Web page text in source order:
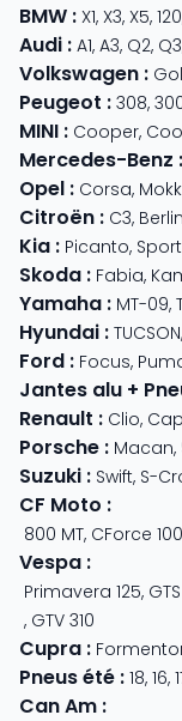
BMW : X1, X3, X5, 120
Audi : A1, A3, Q2, Q3
Volkswagen :
Peugeot : 308,
MINI : Cooper,
Mercedes-Benz :
Opel : Corsa,
Citroën : C3,
Kia : Picanto,
Skoda : Fabia,
Yamaha : MT-09,
Hyundai : TUCSON,
Ford : Focus,
Jantes alu +
Renault : Clio,
Porsche : Macan,
Suzuki : Swift, S-
CF Moto :
800 MT, CForce
Vespa :
Primavera 125,
, GTV 310
Cupra :
Pneus été : 18, 16,
Can Am :